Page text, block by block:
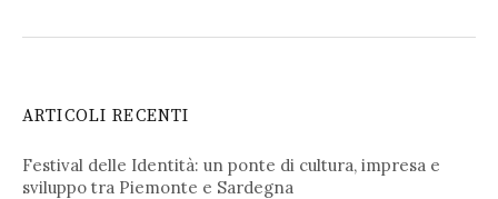
ARTICOLI RECENTI
Festival delle Identità: un ponte di cultura, impresa e
sviluppo tra Piemonte e Sardegna